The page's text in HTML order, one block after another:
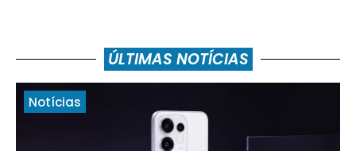
ÚLTIMAS NOTÍCIAS
Notícias